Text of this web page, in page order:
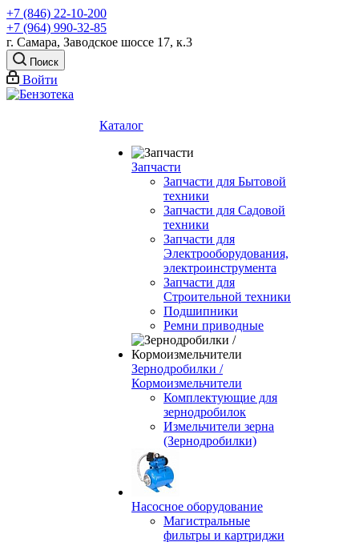
+7 (846) 22-10-200
+7 (964) 990-32-85
г. Самара, Заводское шоссе 17, к.3
Поиск
Войти
Каталог
Запчасти
Запчасти для Бытовой
техники
Запчасти для Садовой
техники
Запчасти для
Электрооборудования,
электроинструмента
Запчасти для
Строительной техники
Подшипники
Ремни приводные
Зернодробилки /
Кормоизмельчители
Комплектующие для
зернодробилок
Измельчители зерна
(Зернодробилки)
Насосное оборудование
Магистральные
фильтры и картриджи